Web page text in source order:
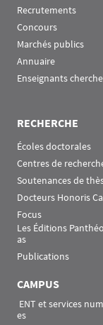
Recrutements
Concours
Marchés publics
Annuaire
Enseignants
RECHERCHE
Écoles doctorales
Centres de
Soutenances de
Docteurs Honoris
Focus
Les Éditions
as
Publications
CAMPUS
es